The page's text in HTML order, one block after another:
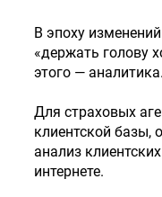
В эпоху
«держать голову
этого — аналитика.
Для страховых
клиентской базы,
анализ
интернете.